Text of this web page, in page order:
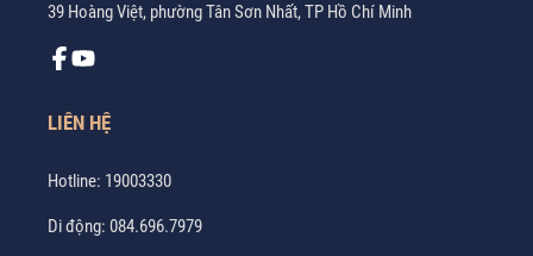
39 Hoàng Việt, phường Tân Sơn Nhất, TP Hồ Chí Minh
LIÊN HỆ
Hotline: 19003330
Di động: 084.696.7979